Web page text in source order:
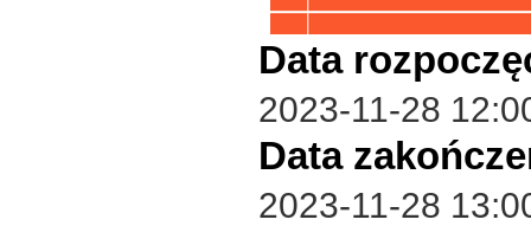
Data
2023-11-28
Data
2023-11-28